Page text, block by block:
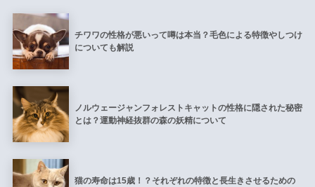
チワワの性格が悪いって噂は本当？毛色による特徴やしつけ
についても解説
ノルウェージャンフォレストキャットの性格に隠された秘密
とは？運動神経抜群の森の妖精について
猫の寿命は15歳！？それぞれの特徴と長生きさせるための